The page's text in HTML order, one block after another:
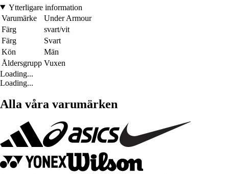
Ytterligare information
Varumärke
Under Armour
Färg
svart/vit
Färg
Svart
Kön
Män
Åldersgrupp Vuxen
Loading...
Loading...
Alla våra varumärken